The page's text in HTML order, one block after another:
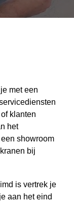
met een
klanten
het
showroom
bij
is vertrek je
aan het eind